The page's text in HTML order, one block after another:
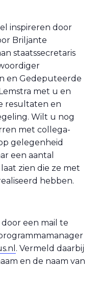
inspireren door
Briljante
staatssecretaris
en Gedeputeerde
met u en
resultaten en
Wilt u nog
met collega-
gelegenheid
een aantal
zien die ze met
hebben.
een mail te
. Vermeld daarbij
en de naam van